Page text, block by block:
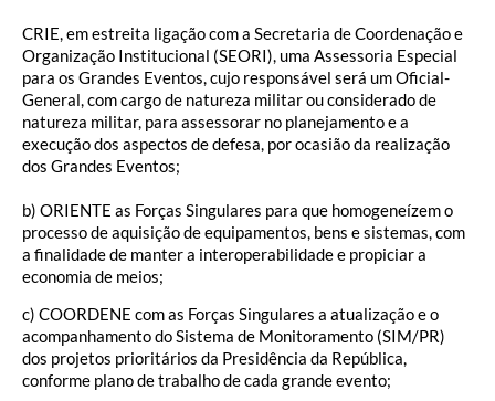
CRIE, em estreita ligação com a Secretaria de Coordenação e
Organização Institucional (SEORI), uma Assessoria Especial
para os Grandes Eventos, cujo responsável será um Oficial-
General, com cargo de natureza militar ou considerado de
natureza militar, para assessorar no planejamento e a
execução dos aspectos de defesa, por ocasião da realização
dos Grandes Eventos;
b) ORIENTE as Forças Singulares para que homogeneízem o
processo de aquisição de equipamentos, bens e sistemas, com
a finalidade de manter a interoperabilidade e propiciar a
economia de meios;
c) COORDENE com as Forças Singulares a atualização e o
acompanhamento do Sistema de Monitoramento (SIM/PR)
dos projetos prioritários da Presidência da República,
conforme plano de trabalho de cada grande evento;